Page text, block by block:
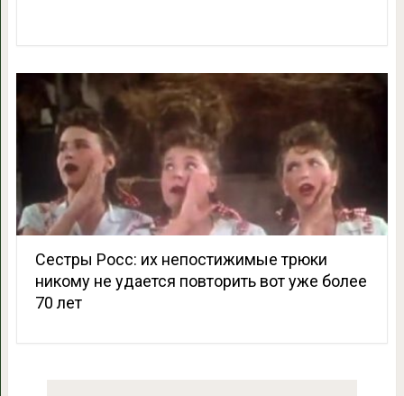
Сестры Росс: их непостижимые трюки
никому не удается повторить вот уже более
70 лет